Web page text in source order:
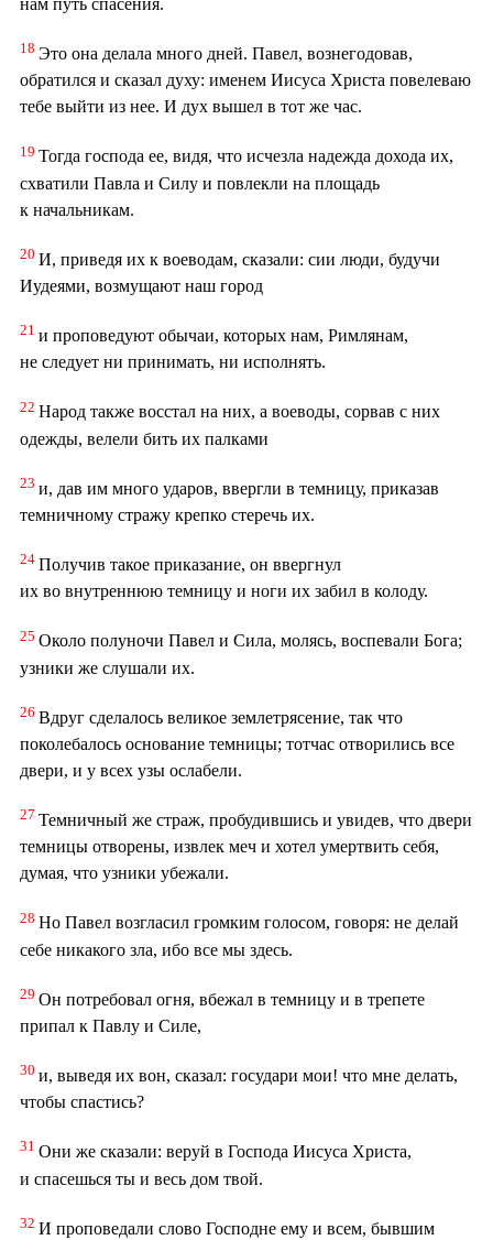
нам путь спасения.
18 Это она делала много дней. Павел, вознегодовав,
обратился и сказал духу: именем Иисуса Христа повелеваю
тебе выйти из нее. И дух вышел в тот же час.
19 Тогда господа ее, видя, что исчезла надежда дохода их,
схватили Павла и Силу и повлекли на площадь
к начальникам.
20 И, приведя их к воеводам, сказали: сии люди, будучи
Иудеями, возмущают наш город
21 и проповедуют обычаи, которых нам, Римлянам,
не следует ни принимать, ни исполнять.
22 Народ также восстал на них, а воеводы, сорвав с них
одежды, велели бить их палками
23 и, дав им много ударов, ввергли в темницу, приказав
темничному стражу крепко стеречь их.
24 Получив такое приказание, он ввергнул
их во внутреннюю темницу и ноги их забил в колоду.
25 Около полуночи Павел и Сила, молясь, воспевали Бога;
узники же слушали их.
26 Вдруг сделалось великое землетрясение, так что
поколебалось основание темницы; тотчас отворились все
двери, и у всех узы ослабели.
27 Темничный же страж, пробудившись и увидев, что двери
темницы отворены, извлек меч и хотел умертвить себя,
думая, что узники убежали.
28 Но Павел возгласил громким голосом, говоря: не делай
себе никакого зла, ибо все мы здесь.
29 Он потребовал огня, вбежал в темницу и в трепете
припал к Павлу и Силе,
30 и, выведя их вон, сказал: государи мои! что мне делать,
чтобы спастись?
31 Они же сказали: веруй в Господа Иисуса Христа,
и спасешься ты и весь дом твой.
32 И проповедали слово Господне ему и всем, бывшим